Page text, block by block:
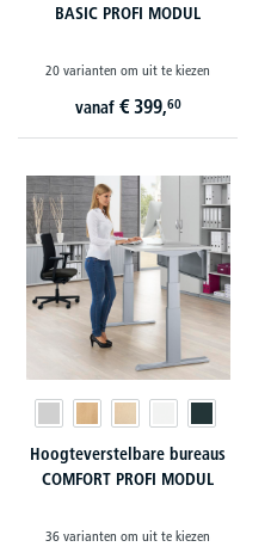
BASIC PROFI MODUL
20 varianten om uit te kiezen
vanaf € 399,60
Hoogteverstelbare bureaus
COMFORT PROFI MODUL
36 varianten om uit te kiezen